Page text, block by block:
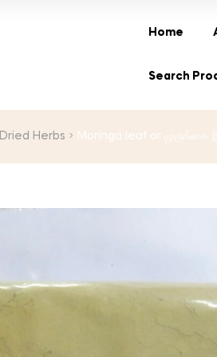
Home
Search
Dried Herbs Moringa leaf or